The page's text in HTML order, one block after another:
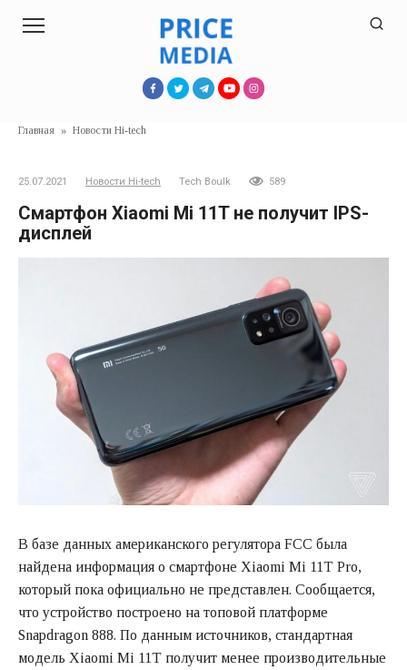
Главная » Новости Hi-tech
25.07.2021 Новости Hi-tech Tech Boulk 589
Смартфон Xiaomi Mi 11T не получит IPS-
дисплей
В базе данных американского регулятора FCC была
найдена информация о смартфоне Xiaomi Mi 11T Pro,
который пока официально не представлен. Сообщается,
что устройство построено на топовой платформе
Snapdragon 888. По данным источников, стандартная
модель Xiaomi Mi 11T получит менее производительные